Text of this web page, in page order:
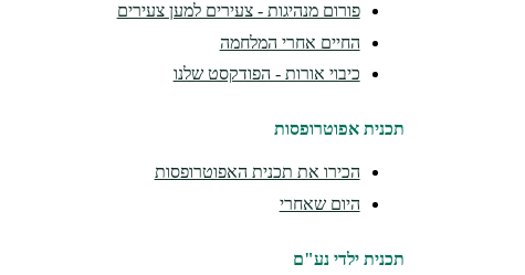
פורום מנהיגות - צעירים למען צעירים
החיים אחרי המלחמה
כיבוי אורות - הפודקסט שלנו
תכנית אפוטרופסות
הכירו את תכנית האפוטרופסות
היום שאחרי
תכנית ילדי נע"ם